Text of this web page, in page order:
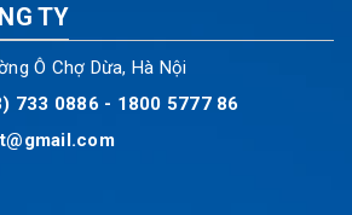
TY
Ô Chợ Dừa, Hà Nội
733 0886 - 1800 5777 86